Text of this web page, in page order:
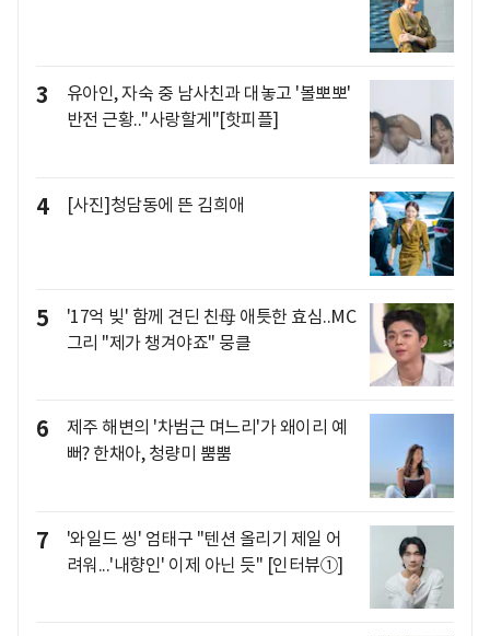
3
유아인, 자숙 중 남사친과 대놓고 '볼뽀뽀'
반전 근황.."사랑할게"[핫피플]
4 [사진]청담동에 뜬 김희애
5
'17억 빚' 함께 견딘 친母 애틋한 효심..MC
그리 "제가 챙겨야죠" 뭉클
6
제주 해변의 '차범근 며느리'가 왜이리 예
뻐? 한채아, 청량미 뿜뿜
7
'와일드 씽' 엄태구 "텐션 올리기 제일 어
려워...'내향인' 이제 아닌 듯" [인터뷰①]